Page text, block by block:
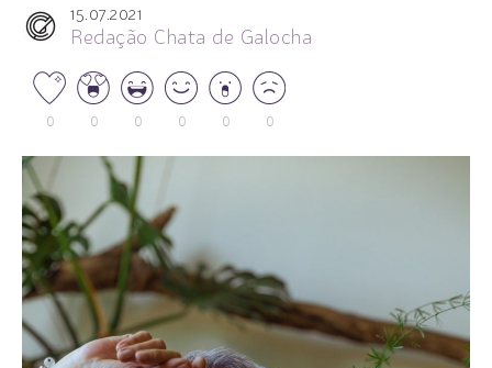
15.07.2021
Redação Chata de Galocha
0 0 0 0 0 0